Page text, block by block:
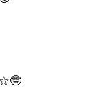
☆🤓